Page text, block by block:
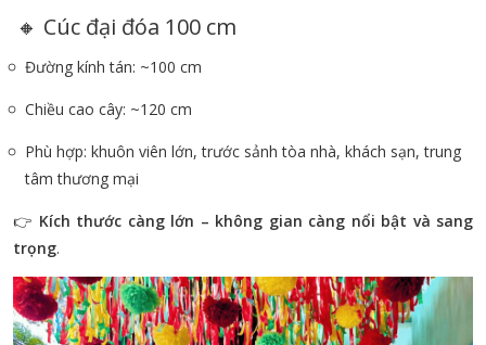
🔸 Cúc đại đóa 100 cm
Đường kính tán: ~100 cm
Chiều cao cây: ~120 cm
Phù hợp: khuôn viên lớn, trước sảnh tòa nhà, khách sạn, trung
tâm thương mại
👉 Kích thước càng lớn – không gian càng nổi bật và sang
trọng.